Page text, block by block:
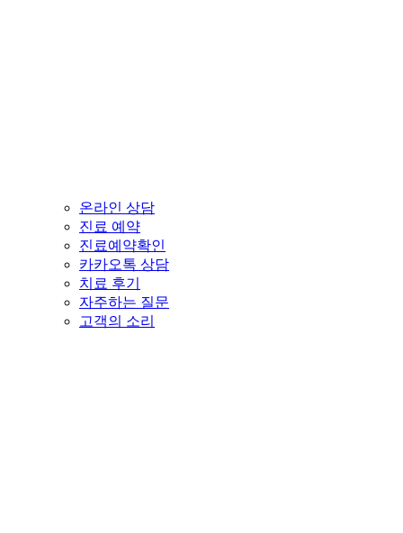
온라인 상담
진료 예약
진료예약확인
카카오톡 상담
치료 후기
자주하는 질문
고객의 소리